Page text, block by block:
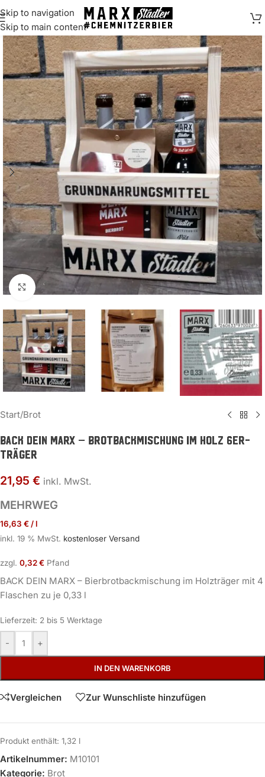
springen
Skip to navigation
Skip to main content
Zum Vergrößern klicken
Start/Brot
BACK DEIN MARX – Brotbackmischung im Holz 6er-
Träger
21,95 € inkl. MwSt.
MEHRWEG
16,63 € /l
inkl. 19 % MwSt. kostenloser Versand
zzgl. 0,32€ Pfand
BACK DEIN MARX – Bierbrotbackmischung im Holzträger mit 4
Flaschen zu je 0,33 l
Lieferzeit: 2 bis 5 Werktage
- +
IN DEN WARENKORB
Vergleichen Zur Wunschliste hinzufügen
Produkt enthält: 1,32 l
Artikelnummer: M10101
Kategorie: Brot